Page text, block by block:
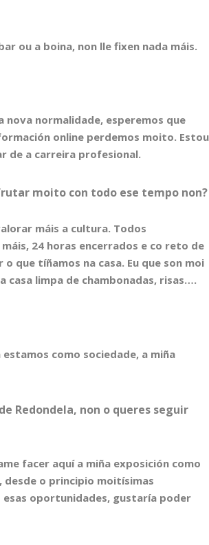
ou a boina, non lle fixen nada máis.
nova normalidade, esperemos que
online perdemos moito. Estou
de a carreira profesional.
moito con todo ese tempo non?
máis a cultura. Todos
24 horas encerrados e co reto de
que tíñamos na casa. Eu que son moi
limpa de chambonadas, risas….
como sociedade, a miña
Redondela, non o queres seguir
facer aquí a miña exposición como
o principio moitísimas
oportunidades, gustaría poder